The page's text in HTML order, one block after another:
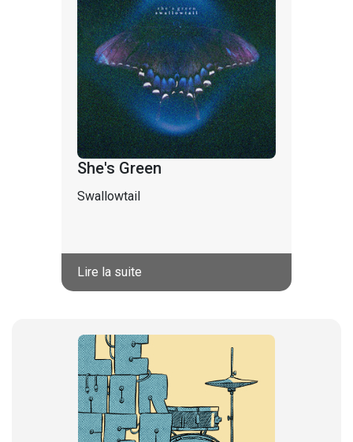
She's Green
Swallowtail
Lire la suite